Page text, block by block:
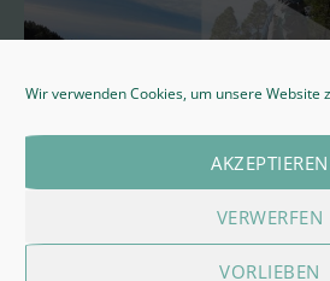
Wir verwenden Cookies, um unsere Website
AKZEPTIEREN
VERWERFEN
VORLIEBEN